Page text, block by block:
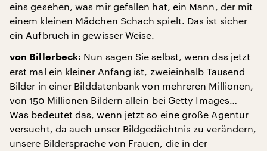
eins gesehen, was mir gefallen hat, ein Mann, der mit
einem kleinen Mädchen Schach spielt. Das ist sicher
ein Aufbruch in gewisser Weise.
von Billerbeck: Nun sagen Sie selbst, wenn das jetzt
erst mal ein kleiner Anfang ist, zweieinhalb Tausend
Bilder in einer Bilddatenbank von mehreren Millionen,
von 150 Millionen Bildern allein bei Getty Images…
Was bedeutet das, wenn jetzt so eine große Agentur
versucht, da auch unser Bildgedächtnis zu verändern,
unsere Bildersprache von Frauen, die in der